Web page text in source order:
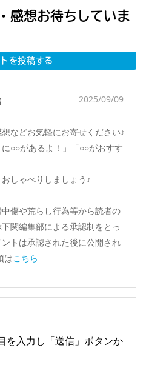
感想お待ちしていま
を投稿する
2025/09/09
などお気軽にお寄せください♪
に○○があるよ！」「○○がおすす
しゃべりしましょう♪
傷や荒らし行為等から読者の
関編集部による承認制をとっ
トは承認された後に公開され
はこちら
を入力し「送信」ボタンか